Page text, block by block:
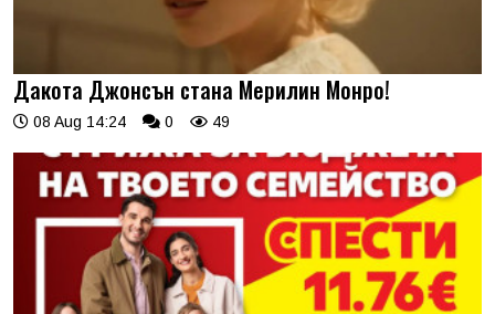
Дакота Джонсън стана Мерилин Монро!
08 Aug 14:24 0 49